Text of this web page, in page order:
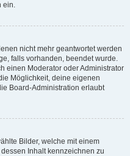
ein.
nicht mehr geantwortet werden
falls vorhanden, beendet wurde.
einen Moderator oder Administrator
Möglichkeit, deine eigenen
Board-Administration erlaubt
Bilder, welche mit einem
Inhalt kennzeichnen zu